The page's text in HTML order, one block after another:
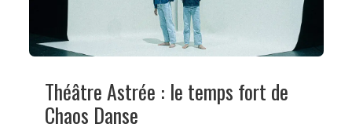
Théâtre Astrée : le temps fort de
Chaos Danse